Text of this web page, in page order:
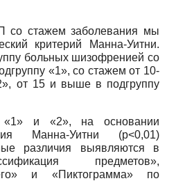
со стажем заболевания мы
критерий Манна-Уитни.
больных шизофренией со
«1», со стажем от 10-
от 15 и выше в подгруппу
«1» и «2», на основании
Манна-Уитни (р<0,01)
различия выявляются в
предметов»,
и «Пиктограмма» по